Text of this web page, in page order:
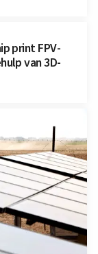
print FPV-
van 3D-